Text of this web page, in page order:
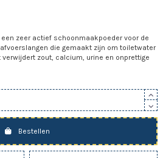
zeer actief schoonmaakpoeder voor de
die gemaakt zijn om toiletwater
zout, calcium, urine en onprettige
Bestellen